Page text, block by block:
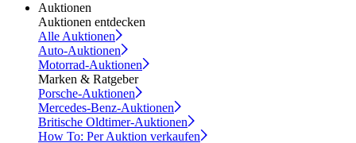
Auktionen
Auktionen entdecken
Alle Auktionen
Auto-Auktionen
Motorrad-Auktionen
Marken & Ratgeber
Porsche-Auktionen
Mercedes-Benz-Auktionen
Britische Oldtimer-Auktionen
How To: Per Auktion verkaufen